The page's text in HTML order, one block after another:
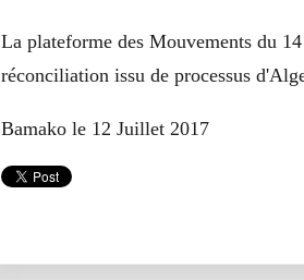
La plateforme des Mouvements du
réconciliation issu de processus
Bamako le 12 Juillet 2017